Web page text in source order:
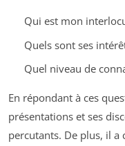
Qui est mon
Quels sont ses
Quel niveau de
En répondant à ces
présentations et ses
percutants. De plus, il a